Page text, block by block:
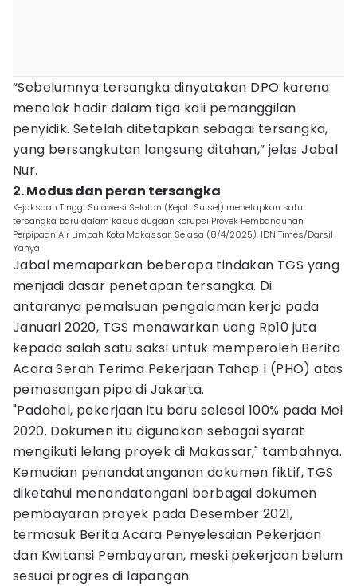
“Sebelumnya tersangka dinyatakan DPO karena
menolak hadir dalam tiga kali pemanggilan
penyidik. Setelah ditetapkan sebagai tersangka,
yang bersangkutan langsung ditahan,” jelas Jabal
Nur.
2. Modus dan peran tersangka
Kejaksaan Tinggi Sulawesi Selatan (Kejati Sulsel) menetapkan satu
tersangka baru dalam kasus dugaan korupsi Proyek Pembangunan
Perpipaan Air Limbah Kota Makassar, Selasa (8/4/2025). IDN Times/Darsil
Yahya
Jabal memaparkan beberapa tindakan TGS yang
menjadi dasar penetapan tersangka. Di
antaranya pemalsuan pengalaman kerja pada
Januari 2020, TGS menawarkan uang Rp10 juta
kepada salah satu saksi untuk memperoleh Berita
Acara Serah Terima Pekerjaan Tahap I (PHO) atas
pemasangan pipa di Jakarta.
"Padahal, pekerjaan itu baru selesai 100% pada Mei
2020. Dokumen itu digunakan sebagai syarat
mengikuti lelang proyek di Makassar," tambahnya.
Kemudian penandatanganan dokumen fiktif, TGS
diketahui menandatangani berbagai dokumen
pembayaran proyek pada Desember 2021,
termasuk Berita Acara Penyelesaian Pekerjaan
dan Kwitansi Pembayaran, meski pekerjaan belum
sesuai progres di lapangan.